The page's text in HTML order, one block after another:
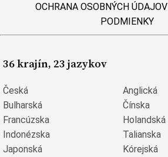
OCHRANA OSOBNÝCH ÚDAJOV
PODMIENKY
36 krajín, 23 jazykov
Česká
Anglická
Bulharská
Čínska
Francúzska
Holandská
Indonézska
Talianska
Japonská
Kórejská